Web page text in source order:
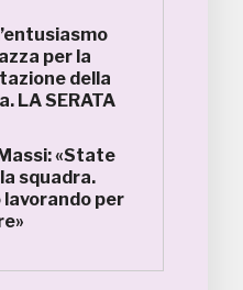
per la
della
LA SERATA
«State
squadra.
per